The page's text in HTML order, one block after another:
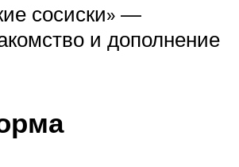
сосиски» —
и дополнение